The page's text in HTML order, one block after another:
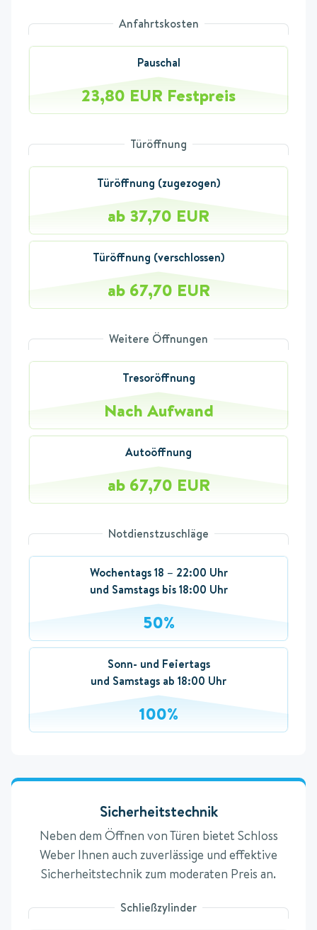
Anfahrtskosten
Pauschal
23,80 EUR Festpreis
Türöffnung
Türöffnung (zugezogen)
ab 37,70 EUR
Türöffnung (verschlossen)
ab 67,70 EUR
Weitere Öffnungen
Tresoröffnung
Nach Aufwand
Autoöffnung
ab 67,70 EUR
Notdienstzuschläge
Wochentags 18 – 22:00 Uhr
und Samstags bis 18:00 Uhr
50%
Sonn- und Feiertags
und Samstags ab 18:00 Uhr
100%
Sicherheitstechnik
Neben dem Öffnen von Türen bietet Schloss
Weber Ihnen auch zuverlässige und effektive
Sicherheitstechnik zum moderaten Preis an.
Schließzylinder